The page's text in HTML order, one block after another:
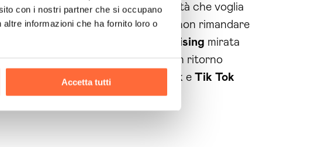
con i nostri partner che si occupano
informazioni che ha fornito loro o
Accetta tutti
fondamentale per qualsiasi attività che voglia
forte presenza suisocial media
e non rimandare
strategia di
advertising mirata
ti garantisca risultati concreti e un ritorno
attività su Instagram Facebook e Tik Tok